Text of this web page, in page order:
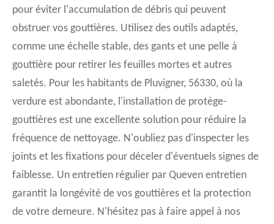
pour éviter l'accumulation de débris qui peuvent
obstruer vos gouttières. Utilisez des outils adaptés,
comme une échelle stable, des gants et une pelle à
gouttière pour retirer les feuilles mortes et autres
saletés. Pour les habitants de Pluvigner, 56330, où la
verdure est abondante, l'installation de protège-
gouttières est une excellente solution pour réduire la
fréquence de nettoyage. N'oubliez pas d'inspecter les
joints et les fixations pour déceler d'éventuels signes de
faiblesse. Un entretien régulier par Queven entretien
garantit la longévité de vos gouttières et la protection
de votre demeure. N'hésitez pas à faire appel à nos